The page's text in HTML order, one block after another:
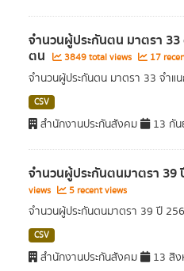
จำนวนผู้ประกันตน มาตรา
ตน 3849 total views 17
จำนวนผู้ประกันตน มาตรา 33 จำแ
CSV
สำนักงานประกันสังคม 13 กัน
จำนวนผู้ประกันตนมาตรา 39
views
5 recent views
จำนวนผู้ประกันตนมาตรา 39 ปี
CSV
สำนักงานประกันสังคม 13 สิง